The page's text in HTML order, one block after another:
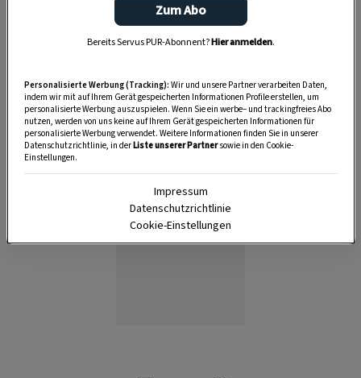
Anzeige
Zum Abo
Bereits Servus PUR-Abonnent?Hier anmelden.
Personalisierte Werbung (Tracking): Wir und unsere Partner verarbeiten Daten,
indem wir mit auf Ihrem Gerät gespeicherten Informationen Profile erstellen, um
personalisierte Werbung auszuspielen. Wenn Sie ein werbe– und trackingfreies Abo
nutzen, werden von uns keine auf Ihrem Gerät gespeicherten Informationen für
personalisierte Werbung verwendet. Weitere Informationen finden Sie in unserer
Datenschutzrichtlinie, in derListe unserer Partnersowie in den Cookie-
Einstellungen.
Impressum
Datenschutzrichtlinie
Cookie-Einstellungen